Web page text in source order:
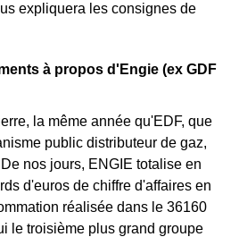
expliquera les consignes de
à propos d'Engie (ex GDF
la même année qu'EDF, que
public distributeur de gaz,
nos jours, ENGIE totalise en
d'euros de chiffre d'affaires en
réalisée dans le 36160
le troisième plus grand groupe